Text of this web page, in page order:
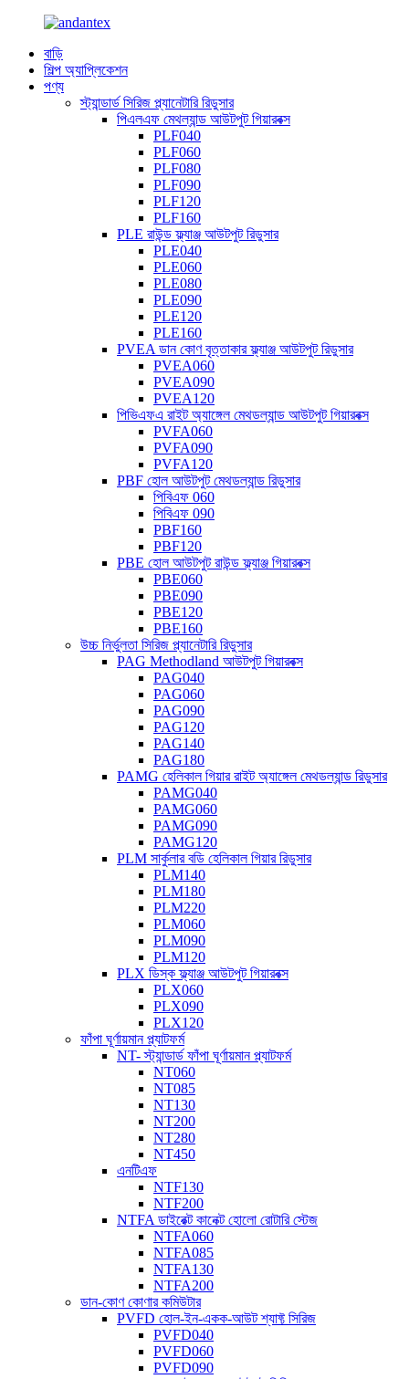
বাড়ি
শিল্প অ্যাপ্লিকেশন
পণ্য
স্ট্যান্ডার্ড সিরিজ প্ল্যানেটারি রিডুসার
পিএলএফ মেথল্যান্ড আউটপুট গিয়ারবক্স
PLF040
PLF060
PLF080
PLF090
PLF120
PLF160
PLE রাউন্ড ফ্ল্যাঞ্জ আউটপুট রিডুসার
PLE040
PLE060
PLE080
PLE090
PLE120
PLE160
PVEA ডান কোণ বৃত্তাকার ফ্ল্যাঞ্জ আউটপুট রিডুসার
PVEA060
PVEA090
PVEA120
পিভিএফএ রাইট অ্যাঙ্গেল মেথডল্যান্ড আউটপুট গিয়ারবক্স
PVFA060
PVFA090
PVFA120
PBF হোল আউটপুট মেথডল্যান্ড রিডুসার
পিবিএফ 060
পিবিএফ 090
PBF160
PBF120
PBE হোল আউটপুট রাউন্ড ফ্ল্যাঞ্জ গিয়ারবক্স
PBE060
PBE090
PBE120
PBE160
উচ্চ নির্ভুলতা সিরিজ প্ল্যানেটারি রিডুসার
PAG Methodland আউটপুট গিয়ারবক্স
PAG040
PAG060
PAG090
PAG120
PAG140
PAG180
PAMG হেলিকাল গিয়ার রাইট অ্যাঙ্গেল মেথডল্যান্ড রিডুসার
PAMG040
PAMG060
PAMG090
PAMG120
PLM সার্কুলার বডি হেলিকাল গিয়ার রিডুসার
PLM140
PLM180
PLM220
PLM060
PLM090
PLM120
PLX ডিস্ক ফ্ল্যাঞ্জ আউটপুট গিয়ারবক্স
PLX060
PLX090
PLX120
ফাঁপা ঘূর্ণায়মান প্ল্যাটফর্ম
NT- স্ট্যান্ডার্ড ফাঁপা ঘূর্ণায়মান প্ল্যাটফর্ম
NT060
NT085
NT130
NT200
NT280
NT450
এনটিএফ
NTF130
NTF200
NTFA ডাইরেক্ট কানেক্ট হোলো রোটারি স্টেজ
NTFA060
NTFA085
NTFA130
NTFA200
ডান-কোণ কোণার কমিউটার
PVFD হোল-ইন-একক-আউট শ্যাফ্ট সিরিজ
PVFD040
PVFD060
PVFD090